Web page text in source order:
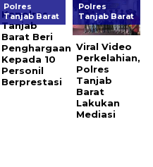
Polres
Tanjab Barat
Kapolres
Tanjab
Barat Beri
Penghargaan
Kepada 10
Personil
Berprestasi
Polres
Tanjab Barat
Viral Video
Perkelahian,
Polres
Tanjab
Barat
Lakukan
Mediasi